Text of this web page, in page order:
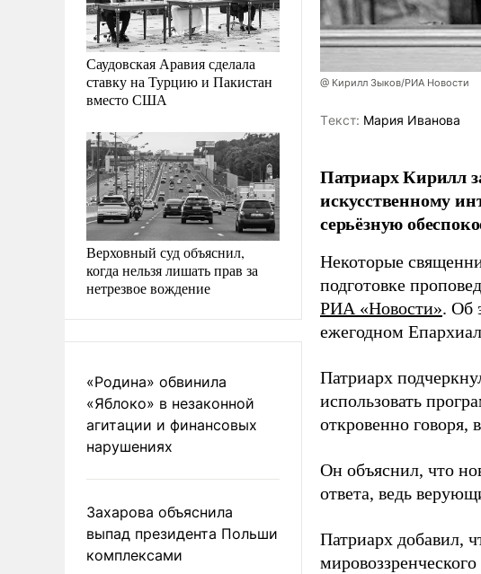
Саудовская Аравия сделала
ставку на Турцию и Пакистан
вместо США
Верховный суд объяснил,
когда нельзя лишать прав за
нетрезвое вождение
«Родина» обвинила
«Яблоко» в незаконной
агитации и финансовых
нарушениях
Захарова объяснила
выпад президента Польши
комплексами
@ Кирилл Зыков/РИА Новости
Tекст: Мария Иванова
Патриарх Кирилл
искусственному
серьёзную
Некоторые
подготовке
РИА «Новости». Об
ежегодном
Патриарх
использовать
откровенно говоря,
Он объяснил, что
ответа, ведь
Патриарх добавил,